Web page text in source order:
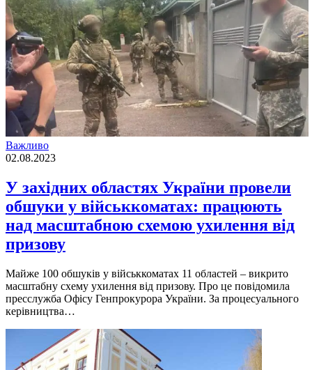
Важливо
02.08.2023
У західних областях України провели
обшуки у військкоматах: працюють
над масштабною схемою ухилення від
призову
Майже 100 обшукiв у вiйськкоматах 11 областей – викрито
масштабну схему ухилення вiд призову. Про це повiдомила
пресслужба Офiсу Генпрокурора України. За процесуального
керiвництва…